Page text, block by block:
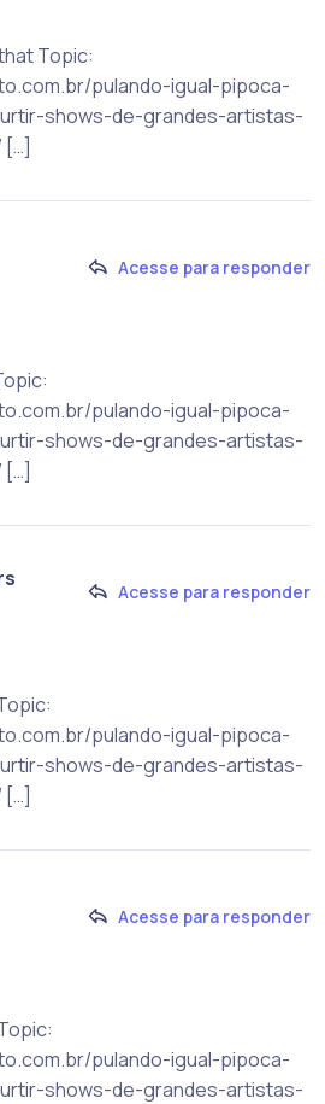
Topic:
pulando-igual-pipoca-
shows-de-grandes-artistas-
Acesse para responder
pulando-igual-pipoca-
shows-de-grandes-artistas-
Acesse para responder
pulando-igual-pipoca-
shows-de-grandes-artistas-
Acesse para responder
pulando-igual-pipoca-
shows-de-grandes-artistas-